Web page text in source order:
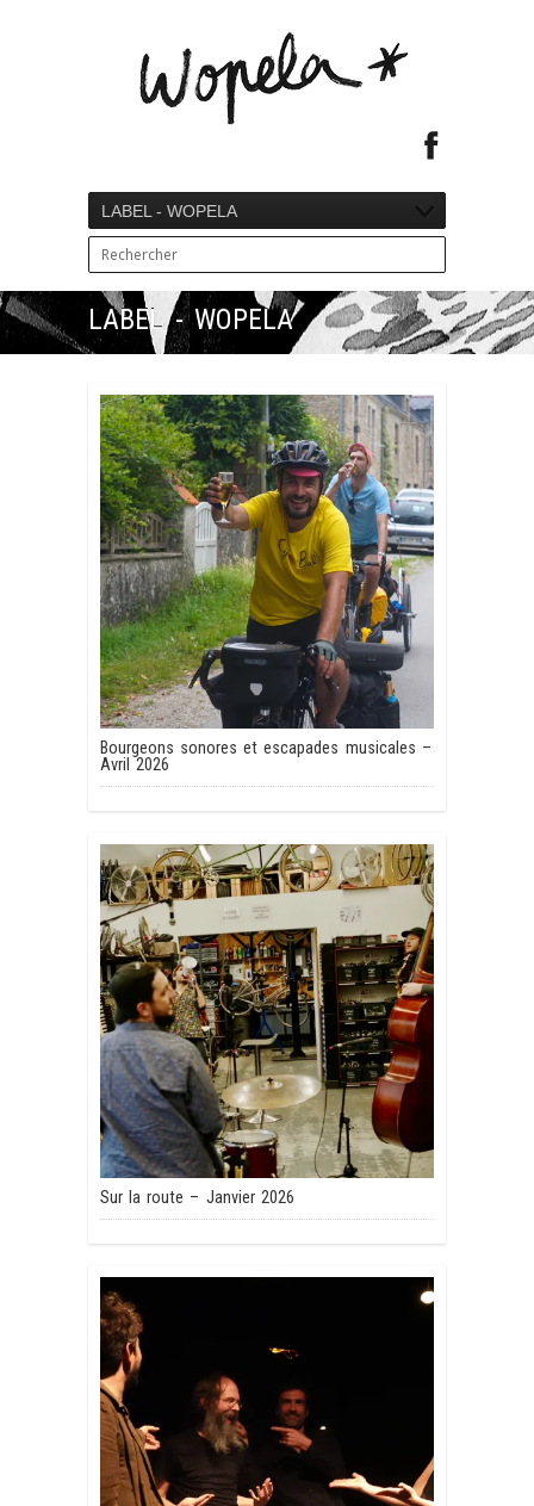
LABEL - WOPELA
LABEL - WOPELA
Bourgeons sonores et escapades musicales –
Avril 2026
Sur la route – Janvier 2026